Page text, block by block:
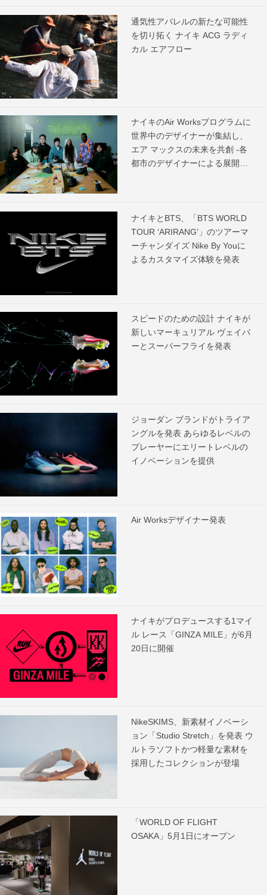
通気性アパレルの新たな可能性
を切り拓く ナイキ ACG ラディ
カル エアフロー
ナイキのAir Worksプログラムに
世界中のデザイナーが集結し、
エア マックスの未来を共創 -各
都市のデザイナーによる展開ス
ナイキとBTS、「BTS WORLD
TOUR ‘ARIRANG’」のツアーマ
ーチャンダイズ Nike By Youに
よるカスタマイズ体験を発表
スピードのための設計 ナイキが
新しいマーキュリアル ヴェイパ
ーとスーパーフライを発表
ジョーダン ブランドがトライア
ングルを発表 あらゆるレベルの
プレーヤーにエリートレベルの
イノベーションを提供
Air Worksデザイナー発表
ナイキがプロデュースする1マイ
ル レース「GINZA MILE」が6月
20日に開催
NikeSKIMS、新素材イノベーシ
ョン「Studio Stretch」を発表 ウ
ルトラソフトかつ軽量な素材を
採用したコレクションが登場
「WORLD OF FLIGHT
OSAKA」5月1日にオープン